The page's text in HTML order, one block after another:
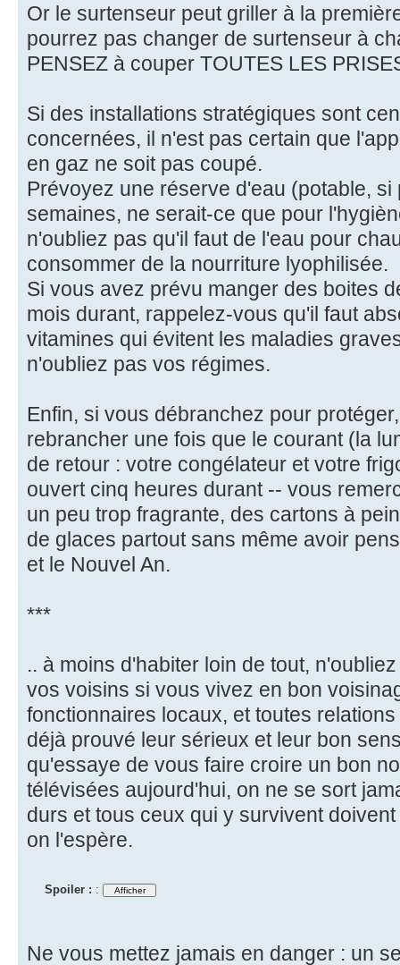
Or le surtenseur peut griller à la
pourrez pas changer de surtenseur à
PENSEZ à couper TOUTES LES
Si des installations stratégiques sont
concernées, il n'est pas certain que
en gaz ne soit pas coupé.
Prévoyez une réserve d'eau (potable,
semaines, ne serait-ce que pour
n'oubliez pas qu'il faut de l'eau pour
consommer de la nourriture lyophilisée.
Si vous avez prévu manger des boites
mois durant, rappelez-vous qu'il faut
vitamines qui évitent les maladies
n'oubliez pas vos régimes.
Enfin, si vous débranchez pour
rebrancher une fois que le courant (la
de retour : votre congélateur et votre
ouvert cinq heures durant -- vous
un peu trop fragrante, des cartons à
de glaces partout sans même avoir
et le Nouvel An.
***
.. à moins d'habiter loin de tout,
vos voisins si vous vivez en bon
fonctionnaires locaux, et toutes
déjà prouvé leur sérieux et leur bon
qu'essaye de vous faire croire un bon
télévisées aujourd'hui, on ne se sort
durs et tous ceux qui y survivent
on l'espère.
Spoiler : :
Ne vous mettez jamais en danger : un